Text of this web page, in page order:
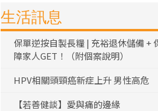
生活訊息
保單逆按自製長糧 | 充裕退休儲備 +
障家人GET！（附個案說明）
HPV相關頭頸癌新症上升 男性高危
【若善健談】愛與痛的邊緣